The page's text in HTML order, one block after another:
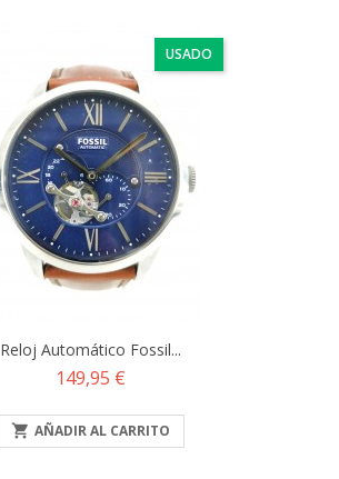
USADO
Reloj Automático Fossil...
Precio
149,95 €
 AÑADIR AL CARRITO